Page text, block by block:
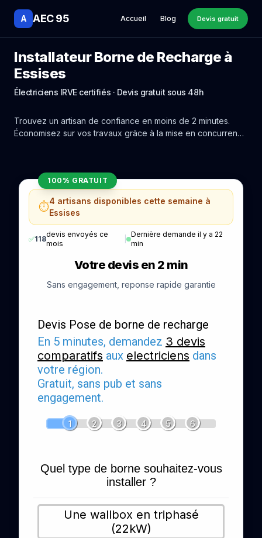
A AEC 95 Accueil Blog Devis gratuit
Installateur Borne de Recharge à
Essises
Électriciens IRVE certifiés · Devis gratuit sous 48h
Trouvez un artisan de confiance en moins de 2 minutes.
Économisez sur vos travaux grâce à la mise en concurrence
100% GRATUIT
⏱️4 artisans disponibles cette semaine à
Essises
✅118
devis envoyés ce
mois
Dernière demande il y a 22
min
Votre devis en 2 min
Sans engagement, reponse rapide garantie
Devis Pose de borne de recharge
En 5 minutes, demandez 3 devis
comparatifs aux electriciens dans
votre région.
Gratuit, sans pub et sans
engagement.
1 2 3 4 5 6
Quel type de borne souhaitez-vous
installer ?
Une wallbox en triphasé
(22kW)